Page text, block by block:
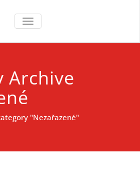
První pomoc
pro psy
První pomoc pro psy
TOGGLE NAVIGATION
Archive
"Nezařazené"